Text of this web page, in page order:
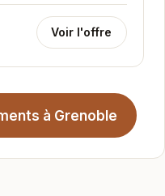
Voir l'offre
à Grenoble